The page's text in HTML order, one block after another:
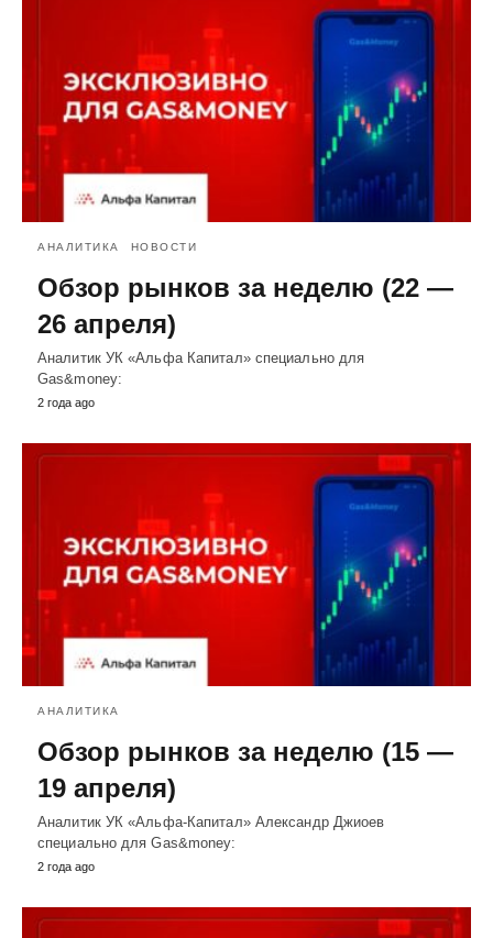
АНАЛИТИКА НОВОСТИ
Обзор рынков за неделю (22 —
26 апреля)
Аналитик УК «Альфа Капитал» специально для
Gas&money:
2 года ago
АНАЛИТИКА
Обзор рынков за неделю (15 —
19 апреля)
Аналитик УК «Альфа-Капитал» Александр Джиоев
специально для Gas&money:
2 года ago